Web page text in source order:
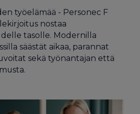
työelämää - Personec F
nostaa
tasolle. Modernilla
säästät aikaa, parannat
sekä työnantajan että